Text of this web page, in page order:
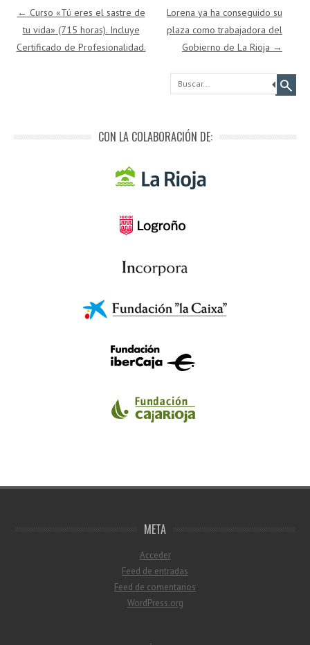
Navegación de entradas
← Curso «Tú eres el sastre de
tu vida» (715 horas). Incluye
Certificado de Profesionalidad.
Lorena ya ha conseguido su
plaza como trabajadora del
Gobierno de La Rioja →
Buscar
CON LA COLABORACIÓN DE:
META
Acceder
Feed de entradas
Feed de comentarios
WordPress.org